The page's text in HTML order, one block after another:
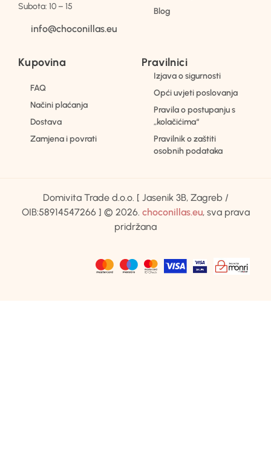
Subota: 10 – 15
info@choconillas.eu
Blog
Kupovina
FAQ
Načini plaćanja
Dostava
Zamjena i povrati
Pravilnici
Izjava o sigurnosti
Opći uvjeti poslovanja
Pravila o postupanju s
„kolačićima“
Pravilnik o zaštiti
osobnih podataka
Domivita Trade d.o.o. [ Jasenik 3B, Zagreb /
OIB:58914547266 ] © 2026. choconillas.eu, sva prava
pridržana